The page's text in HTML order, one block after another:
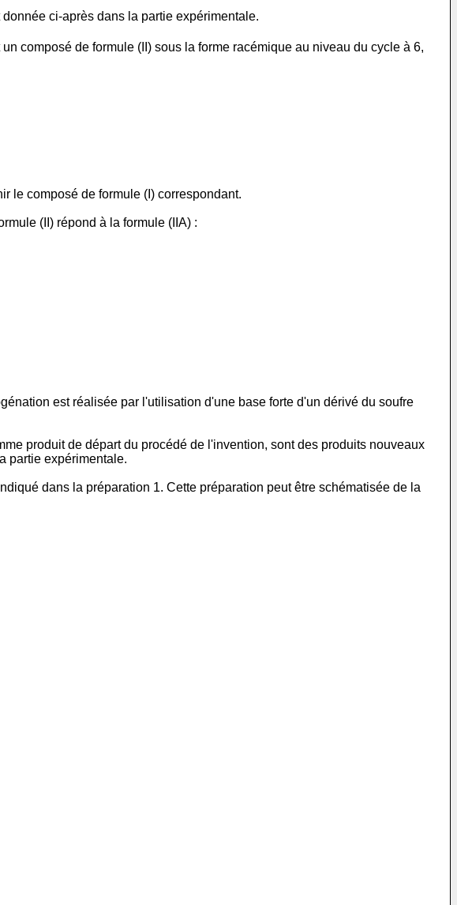
ci-après dans la partie expérimentale.
composé de formule (II) sous la forme racémique au niveau du cycle à 6,
le composé de formule (I) correspondant.
(II) répond à la formule (IIA) :
est réalisée par l'utilisation d'une base forte d'un dérivé du soufre
produit de départ du procédé de l'invention, sont des produits nouveaux
partie expérimentale.
dans la préparation 1. Cette préparation peut être schématisée de la